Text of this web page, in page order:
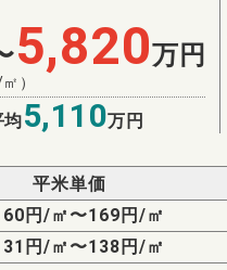
5,820万円
）
均5,110万円
平米単価
円/㎡〜169円/㎡
円/㎡〜138円/㎡